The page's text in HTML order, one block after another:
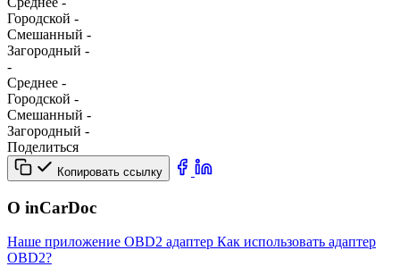
Городской -
Смешанный -
Загородный -
-
Среднее -
Городской -
Смешанный -
Загородный -
Поделиться
Копировать ссылку
О inCarDoc
Наше приложение OBD2 адаптер Как использовать адаптер
OBD2?